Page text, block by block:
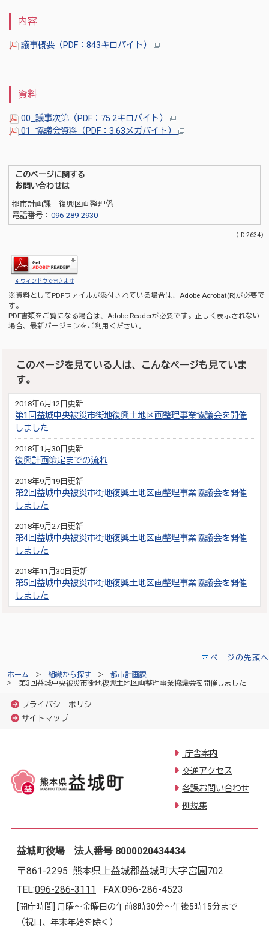
内容
議事概要（PDF：843キロバイト）
資料
00_議事次第（PDF：75.2キロバイト）
01_協議会資料（PDF：3.63メガバイト）
このページに関する
お問い合わせは
都市計画課 復興区画整理係
電話番号：096-289-2930
（ID:2634）
別ウィンドウで開きます
※資料としてPDFファイルが添付されている場合は、Adobe Acrobat(R)が必要で
す。
PDF書類をご覧になる場合は、Adobe Readerが必要です。正しく表示されない
場合、最新バージョンをご利用ください。
このページを見ている人は、こんなページも見ていま
す。
2018年6月12日更新
第1回益城中央被災市街地復興土地区画整理事業協議会を開催
しました
2018年1月30日更新
復興計画策定までの流れ
2018年9月19日更新
第2回益城中央被災市街地復興土地区画整理事業協議会を開催
しました
2018年9月27日更新
第4回益城中央被災市街地復興土地区画整理事業協議会を開催
しました
2018年11月30日更新
第5回益城中央被災市街地復興土地区画整理事業協議会を開催
しました
ページの先頭へ
ホーム 組織から探す
都市計画課
第3回益城中央被災市街地復興土地区画整理事業協議会を開催しました
プライバシーポリシー
サイトマップ
庁舎案内
交通アクセス
各課お問い合わせ
例規集
益城町役場 法人番号 8000020434434
〒861-2295 熊本県上益城郡益城町大字宮園702
TEL:096-286-3111 FAX:096-286-4523
[開庁時間] 月曜～金曜日の午前8時30分～午後5時15分まで
（祝日、年末年始を除く）